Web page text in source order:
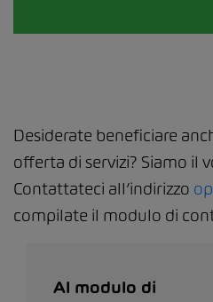
Desiderate beneficiare
offerta di servizi? Siamo il
Contattateci all’indirizzo
compilate il modulo di
Al modulo di